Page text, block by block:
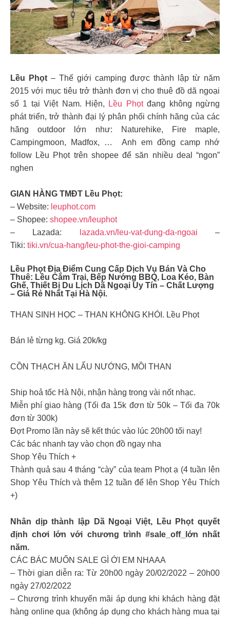
Lều Phọt – Thế giới camping được thành lập từ năm
2015 với mục tiêu trở thành đơn vị cho thuê đồ dã ngoại
số 1 tại Việt Nam. Hiện,
Lều Phọtđang không ngừng
phát triển, trở thành đại lý phân phối chính hãng của các
hãng outdoor lớn như: Naturehike, Fire maple,
Campingmoon, Madfox, … Anh em đồng camp nhớ
follow Lều Phọt trên shopee để săn nhiều deal “ngon”
nghen
GIAN HÀNG TMĐT Lều Phọt:
– Website: leuphot.com
– Shopee: shopee.vn/leuphot
– Lazada:
lazada.vn/leu-vat-dung-da-ngoai –
Tiki: tiki.vn/cua-hang/leu-phot-the-gioi-camping
Lều Phọt Địa Điểm Cung Cấp Dịch Vụ Bán Và Cho
Thuê: Lều Cắm Trại, Bếp Nướng BBQ, Loa Kéo, Bàn
Ghế, Thiết Bị Du Lịch Dã Ngoại Uy Tín – Chất Lượng
– Giá Rẻ Nhất Tại Hà Nội.
THAN SINH HỌC – THAN KHÔNG KHÓI. Lều Phọt
Bán lẻ từng kg. Giá 20k/kg
CỒN THẠCH ĂN LẨU NƯỚNG, MỒI THAN
Ship hoả tốc Hà Nội, nhận hàng trong vài nốt nhạc.
Miễn phí giao hàng (Tối đa 15k đơn từ 50k – Tối đa 70k
đơn từ 300k)
Đợt Promo lần này sẽ kết thúc vào lúc 20h00 tối nay!
Các bác nhanh tay vào chọn đồ ngay nha
Shop Yêu Thích +
Thành quả sau 4 tháng “cày” của team Phọt ạ (4 tuần lên
Shop Yêu Thích và thêm 12 tuần để lên Shop Yêu Thích
+)
Nhân dịp thành lập Dã Ngoại Việt, Lều Phọt quyết
định chơi lớn với chương trình #sale_off_lớn nhất
năm.
CÁC BÁC MUỐN SALE GÌ ỚI EM NHAAA
– Thời gian diễn ra: Từ 20h00 ngày 20/02/2022 – 20h00
ngày 27/02/2022
– Chương trình khuyến mãi áp dụng khi khách hàng đặt
hàng online qua (không áp dụng cho khách hàng mua tại